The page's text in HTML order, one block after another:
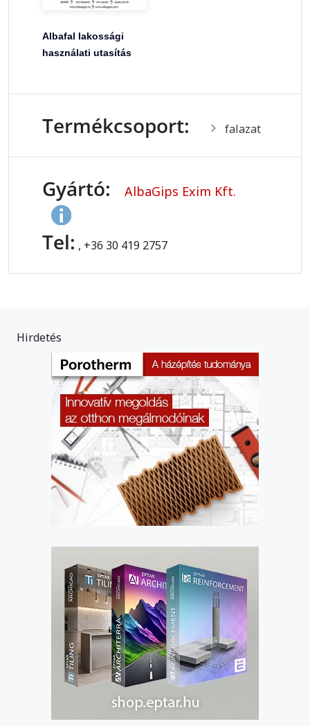
Albafal lakossági
használati utasítás
Termékcsoport: falazat
Gyártó: AlbaGips Exim Kft.
Tel: , +36 30 419 2757
Hirdetés